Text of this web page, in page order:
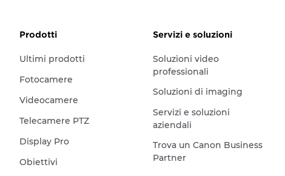
Prodotti
Ultimi prodotti
Fotocamere
Videocamere
Telecamere PTZ
Display Pro
Obiettivi
Servizi e soluzioni
Soluzioni video
professionali
Soluzioni di imaging
Servizi e soluzioni
aziendali
Trova un Canon Business
Partner